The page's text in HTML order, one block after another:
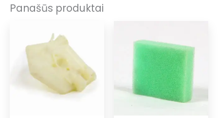
Panašūs produktai